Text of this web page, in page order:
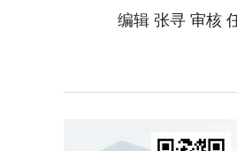
编辑 张寻 审核